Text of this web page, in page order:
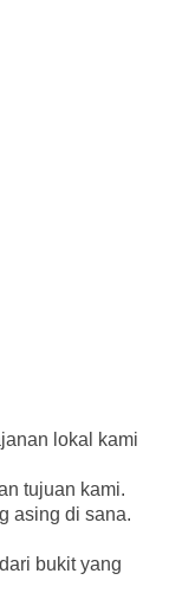
lokal kami
tujuan kami.
asing di sana.
bukit yang